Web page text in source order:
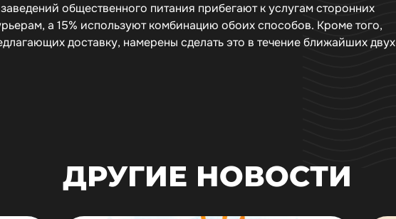
общественного питания прибегают к услугам сторонних
а 15% используют комбинацию обоих способов. Кроме того,
доставку, намерены сделать это в течение ближайших двух
ДРУГИЕ НОВОСТИ